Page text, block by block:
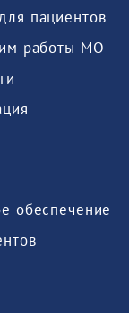
пациентов
работы МО
обеспечение